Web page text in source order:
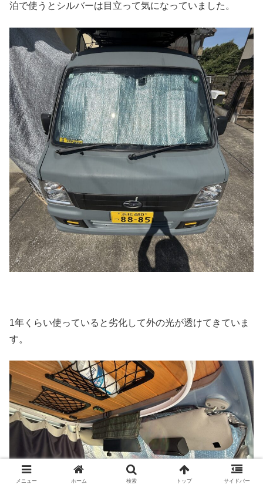
泊で使うとシルバーは目立って気になっていました。
1年くらい使っていると劣化して外の光が透けてきていま
す。
メニュー ホーム 検索 トップ サイドバー